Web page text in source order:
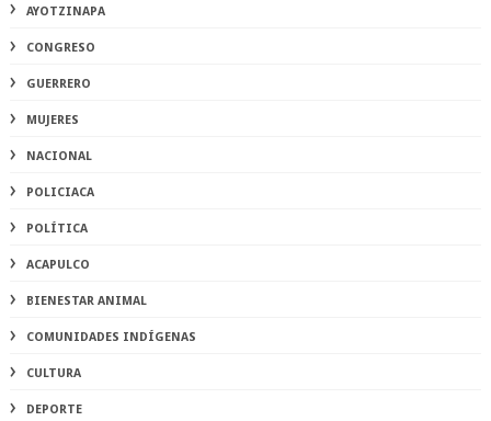
AYOTZINAPA
CONGRESO
GUERRERO
MUJERES
NACIONAL
POLICIACA
POLÍTICA
ACAPULCO
BIENESTAR ANIMAL
COMUNIDADES INDÍGENAS
CULTURA
DEPORTE